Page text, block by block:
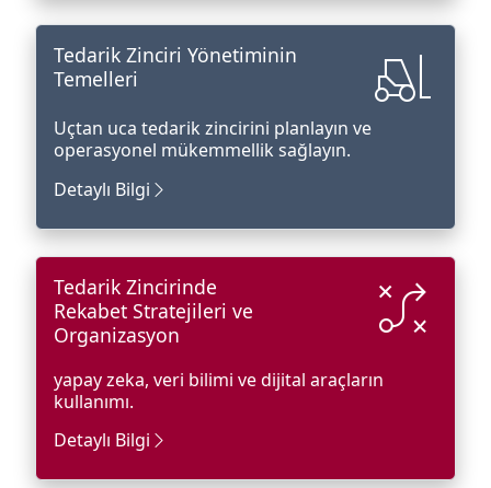
forklift
Tedarik Zinciri Yönetiminin
Temelleri
Uçtan uca tedarik zincirini planlayın ve
operasyonel mükemmellik sağlayın.
Detaylı Bilgi
tactic
Tedarik Zincirinde
Rekabet Stratejileri ve
Organizasyon
yapay zeka, veri bilimi ve dijital araçların
kullanımı.
Detaylı Bilgi